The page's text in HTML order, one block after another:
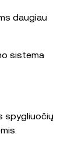
daugiau
sistema
spygliuočių